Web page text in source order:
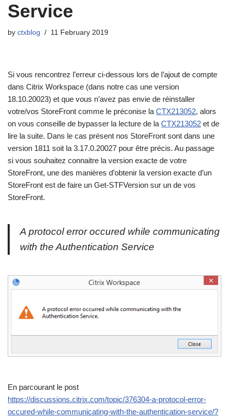
Service
by ctxblog 11 February 2019
Si vous rencontrez l’erreur ci-dessous lors de l’ajout de compte
dans Citrix Workspace (dans notre cas une version
18.10.20023) et que vous n’avez pas envie de réinstaller
votre/vos StoreFront comme le préconise la CTX213052, alors
on vous conseille de bypasser la lecture de la CTX213052 et de
lire la suite. Dans le cas présent nos StoreFront sont dans une
version 1811 soit la 3.17.0.20027 pour être précis. Au passage
si vous souhaitez connaitre la version exacte de votre
StoreFront, une des manières d’obtenir la version exacte d’un
StoreFront est de faire un Get-STFVersion sur un de vos
StoreFront.
A protocol error occured while communicating
with the Authentication Service
En parcourant le post
https://discussions.citrix.com/topic/376304-a-protocol-error-
occured-while-communicating-with-the-authentication-service/?